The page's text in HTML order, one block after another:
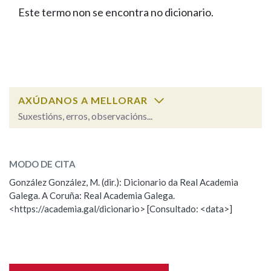
FIGURAS HOMENAXEADAS
PORTAL DAS PALABRAS
Facebook
TwitterYoutubeInstagram
Bluesky
BUSCAR NOS LEMAS
Remata por
BUSCAR NO CONTIDO
Nas definicións
Este termo non se encontra no dicionario.
AXÚDANOS A MELLORAR
Suxestións, erros, observacións...
Observación
Nome
MODO DE CITA
González González, M. (dir.): Dicionario da Real Academia
Galega. A Coruña: Real Academia Galega.
<https://academia.gal/dicionario> [Consultado: <data>]